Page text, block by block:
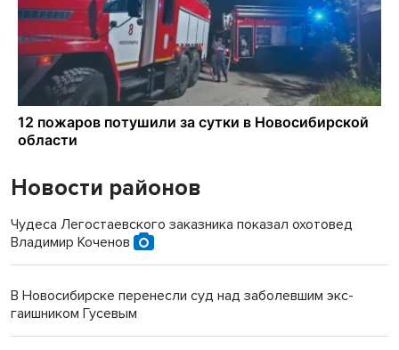
Новости районов
Чудеса Легостаевского заказника показал охотовед
Владимир Коченов
В Новосибирске перенесли суд над заболевшим экс-
гаишником Гусевым